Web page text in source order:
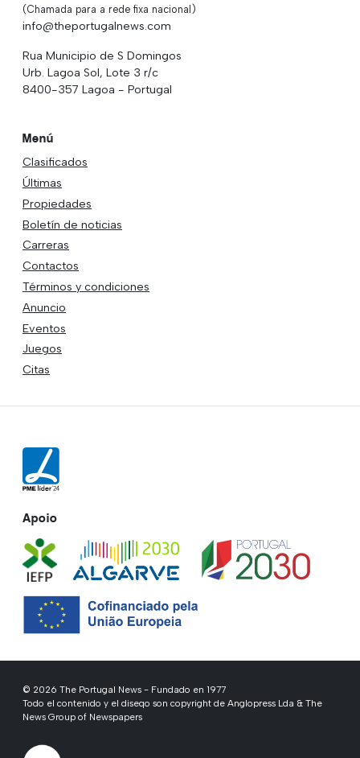
(Chamada para a rede fixa nacional)
info@theportugalnews.com
Rua Municipio de S Domingos
Urb. Lagoa Sol, Lote 3 r/c
8400-357 Lagoa - Portugal
Menú
Clasificados
Últimas
Propiedades
Boletín de noticias
Carreras
Contactos
Términos y condiciones
Anuncio
Eventos
Juegos
Citas
Apoio
© 2026 The Portugal News - Fundado en 1977
Todo el contenido y el diseqo son copyright de Anglopress Lda & The
News Group of Newspapers